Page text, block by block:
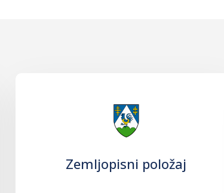
Zemljopisni položaj